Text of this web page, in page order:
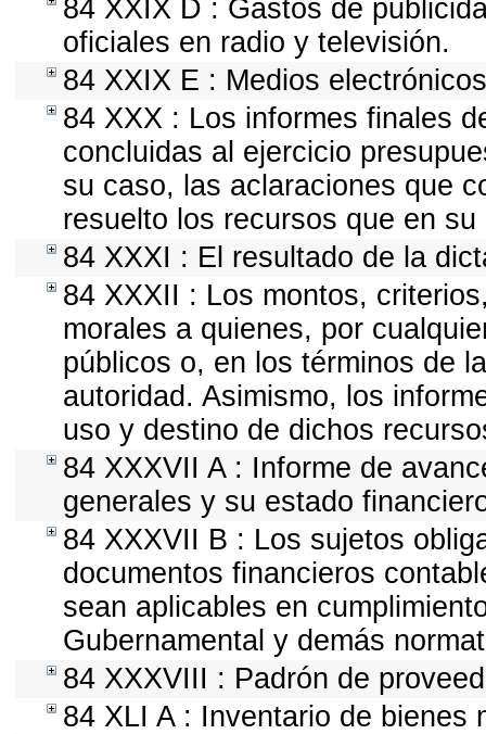
84 XXIX D : Gastos de
oficiales en radio y televisión.
84 XXIX E : Medios
84 XXX : Los informes finales
concluidas al ejercicio
su caso, las aclaraciones que
resuelto los recursos que en
84 XXXI : El resultado de la
84 XXXII : Los montos,
morales a quienes, por
públicos o, en los términos de
autoridad. Asimismo, los
uso y destino de dichos
84 XXXVII A : Informe de
generales y su estado
84 XXXVII B : Los sujetos
documentos financieros
sean aplicables en
Gubernamental y demás
84 XXXVIII : Padrón de
84 XLI A : Inventario de bienes